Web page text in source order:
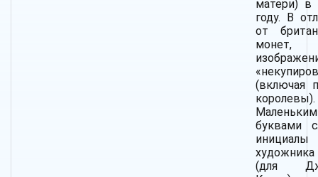
матери) в
году. В
от
монет,
(включая
королевы).
буквами
инициалы
(для